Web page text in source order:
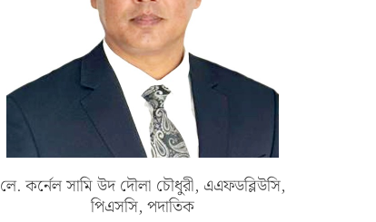
লে. কর্নেল সামি উদ দৌলা চৌধুরী, এএফডব্লিউসি,
পিএসসি, পদাতিক